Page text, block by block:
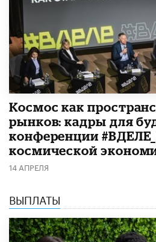
Космос как
рынков: кадры для
конференции
космической
14 АПРЕЛЯ
ВЫПЛАТЫ